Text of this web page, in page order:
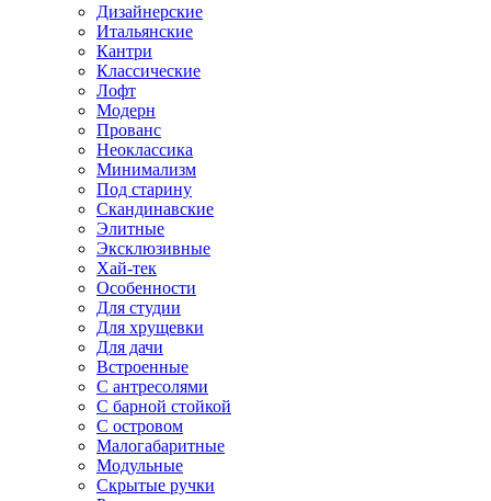
Дизайнерские
Итальянские
Кантри
Классические
Лофт
Модерн
Прованс
Неоклассика
Минимализм
Под старину
Скандинавские
Элитные
Эксклюзивные
Хай-тек
Особенности
Для студии
Для хрущевки
Для дачи
Встроенные
С антресолями
С барной стойкой
С островом
Малогабаритные
Модульные
Скрытые ручки